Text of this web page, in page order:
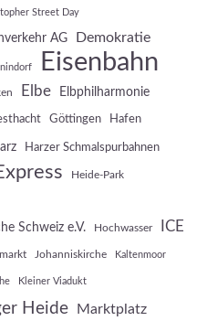
Street Day
AG Demokratie
Eisenbahn
Elbe Elbphilharmonie
Göttingen Hafen
Harzer Schmalspurbahnen
Heide-Park
Schweiz e.V. Hochwasser ICE
Johanniskirche Kaltenmoor
Kleiner Viadukt
Heide Marktplatz